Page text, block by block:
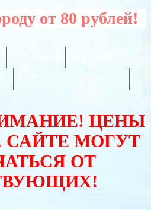
от 80 рублей!
ЦЕНЫ
САЙТЕ МОГУТ
ОТ